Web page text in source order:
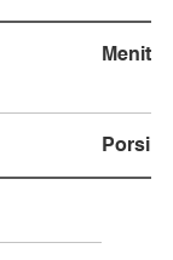
Menit
Porsi